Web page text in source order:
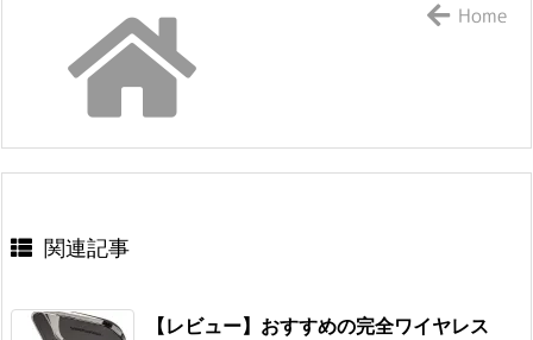
Home
関連記事
【レビュー】おすすめの完全ワイヤレス